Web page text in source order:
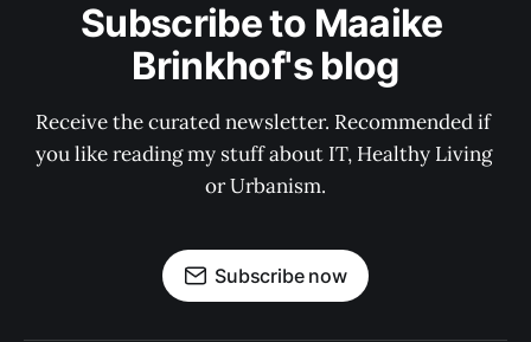
Subscribe to Maaike
Brinkhof's blog
Receive the curated newsletter. Recommended if
you like reading my stuff about IT, Healthy Living
or Urbanism.
Subscribe now